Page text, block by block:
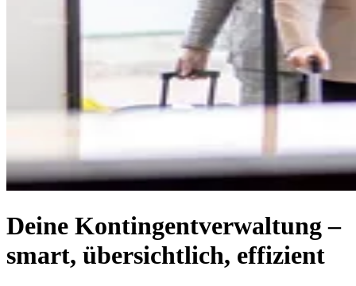
Deine Kontingentverwaltung –
smart, übersichtlich, effizient